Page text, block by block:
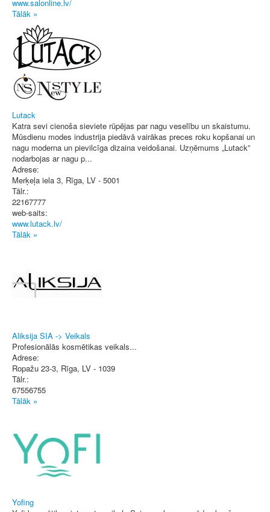
www.salonline.lv/
Tālāk »
Lutack
Katra sevi cienoša sieviete rūpējas par nagu veselību un skaistumu.
Mūsdienu modes industrija piedāvā vairākas preces roku kopšanai un
nagu moderna un pievilcīga dizaina veidošanai. Uzņēmums „Lutack”
nodarbojas ar nagu p...
Adrese:
Merķeļa iela 3, Rīga, LV - 5001
Tālr.:
22167777
web-saits:
www.lutack.lv/
Tālāk »
Aliksija SIA -> Veikals
Profesionālās kosmētikas veikals...
Adrese:
Ropažu 23-3, Rīga, LV - 1039
Tālr.:
67556755
Tālāk »
Yofing